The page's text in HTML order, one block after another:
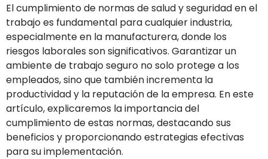
El cumplimiento de normas de salud y seguridad en el
trabajo es fundamental para cualquier industria,
especialmente en la manufacturera, donde los
riesgos laborales son significativos. Garantizar un
ambiente de trabajo seguro no solo protege a los
empleados, sino que también incrementa la
productividad y la reputación de la empresa. En este
artículo, explicaremos la importancia del
cumplimiento de estas normas, destacando sus
beneficios y proporcionando estrategias efectivas
para su implementación.